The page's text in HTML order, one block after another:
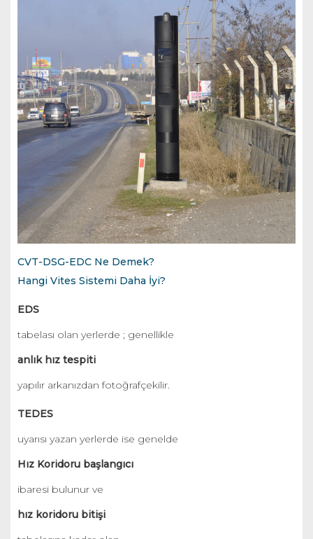
CVT-DSG-EDC Ne Demek?
Hangi Vites Sistemi Daha İyi?
EDS
tabelası olan yerlerde ; genellikle
anlık hız tespiti
yapılır arkanızdan fotoğrafçekilir.
TEDES
uyarısı yazan yerlerde ise genelde
Hız Koridoru başlangıcı
ibaresi bulunur ve
hız koridoru bitişi